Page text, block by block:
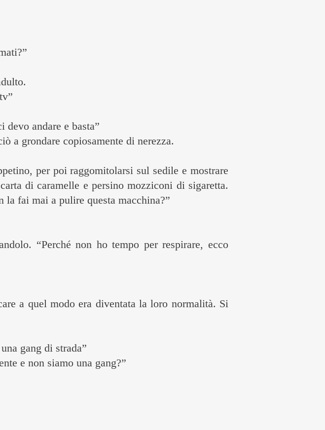
andare e basta”
a grondare copiosamente di nerezza.
per poi raggomitolarsi sul sedile e mostrare
di caramelle e persino mozziconi di sigaretta.
fai mai a pulire questa macchina?”
“Perché non ho tempo per respirare, ecco
a quel modo era diventata la loro normalità. Si
gang di strada”
e non siamo una gang?”